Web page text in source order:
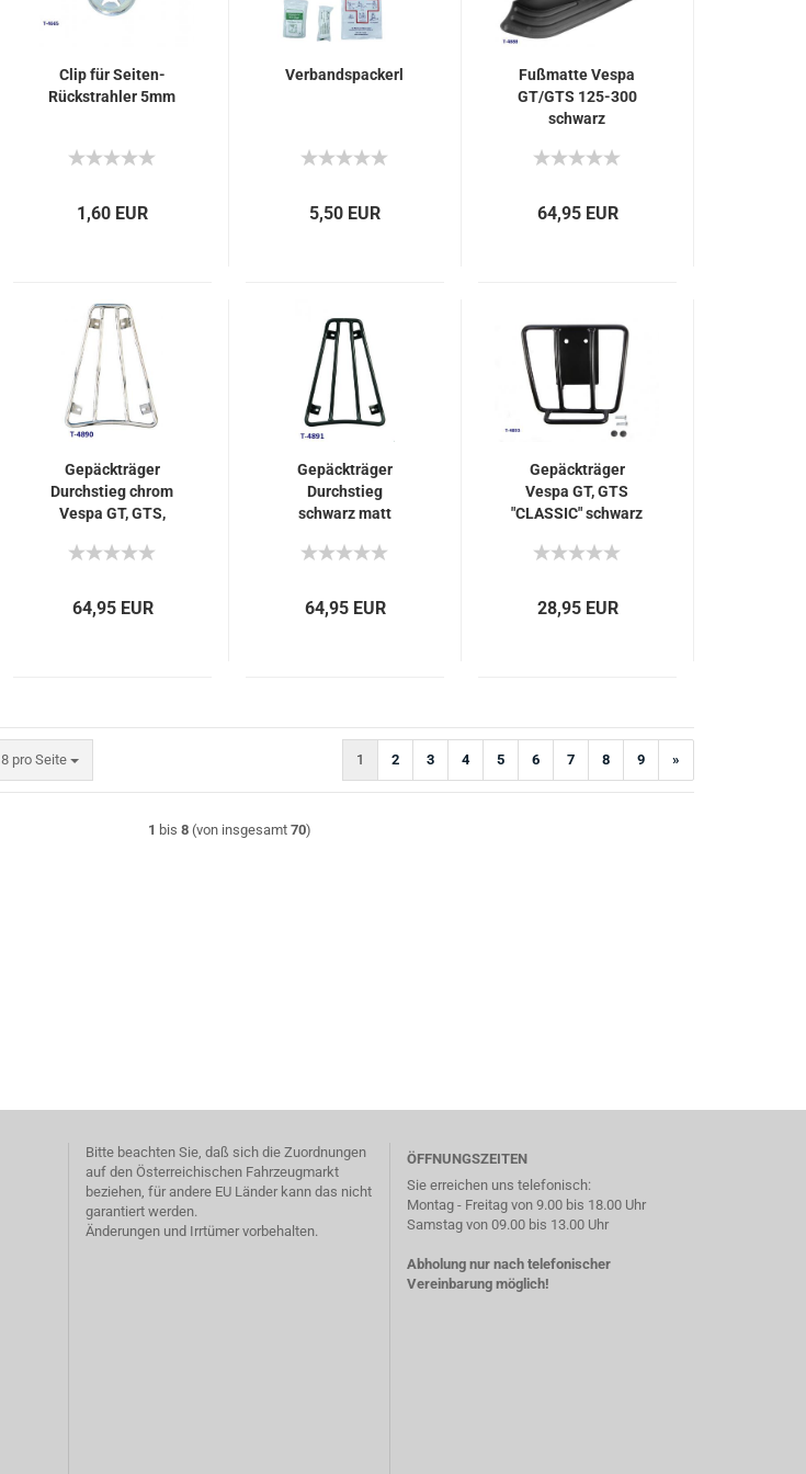
Clip für Seiten-
Rückstrahler 5mm
1,60 EUR
Verbandspackerl
5,50 EUR
Fußmatte Vespa
GT/GTS 125-300
schwarz
64,95 EUR
Gepäckträger
Durchstieg chrom
Vespa GT, GTS,
64,95 EUR
Gepäckträger
Durchstieg
schwarz matt
GTV, GTL
64,95 EUR
Gepäckträger
Vespa GT, GTS
"CLASSIC" schwarz
28,95 EUR
8 pro Seite
pro Seite 1 2 3 4 5 6 7 8 9 »
1 bis 8(von insgesamt 70)
Bitte beachten Sie, daß sich die Zuordnungen
auf den Österreichischen Fahrzeugmarkt
beziehen, für andere EU Länder kann das nicht
garantiert werden.
Änderungen und Irrtümer vorbehalten.
ÖFFNUNGSZEITEN
Sie erreichen uns telefonisch:
Montag - Freitag von 9.00 bis 18.00 Uhr
Samstag von 09.00 bis 13.00 Uhr
Abholung nur nach telefonischer
Vereinbarung möglich!